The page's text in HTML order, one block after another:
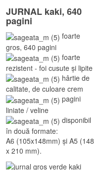
JURNAL kaki, 640
pagini
foarte
gros, 640 pagini
foarte
rezistent - foi cusute și lipite
hârtie de
calitate, de culoare crem
pagini
liniate / veline
disponibil
în două formate:
A6 (105x148mm) și A5 (148
x 210 mm).